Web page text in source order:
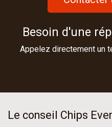
Besoin d'une
Appelez directement un
Le conseil Chips